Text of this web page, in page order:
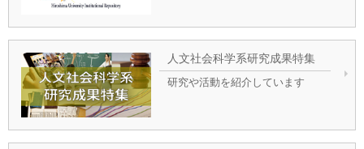
人文社会科学系研究成果特集
研究や活動を紹介しています